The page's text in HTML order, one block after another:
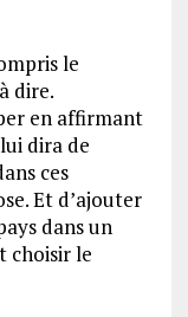
le
dire.
en affirmant
dira de
ces
Et d’ajouter
dans un
choisir le